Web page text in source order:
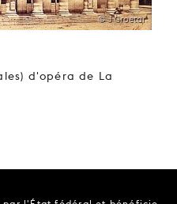
© J Groetar
d'opéra de La